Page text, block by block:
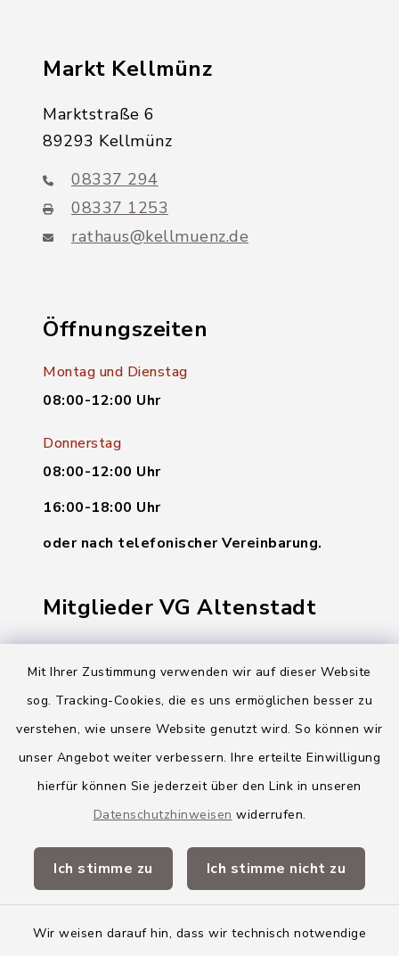
Mit Ihrer Zustimmung verwenden wir auf dieser Website
sog. Tracking-Cookies, die es uns ermöglichen besser zu
verstehen, wie unsere Website genutzt wird. So können wir
unser Angebot weiter verbessern. Ihre erteilte Einwilligung
hierfür können Sie jederzeit über den Link in unseren
Datenschutzhinweisen widerrufen.
Ich stimme zu Ich stimme nicht zu
Wir weisen darauf hin, dass wir technisch notwendige
Markt Kellmünz
Marktstraße 6
89293 Kellmünz
08337 294
08337 1253
rathaus@kellmuenz.de
Öffnungszeiten
Montag und Dienstag
08:00-12:00 Uhr
Donnerstag
08:00-12:00 Uhr
16:00-18:00 Uhr
oder nach telefonischer Vereinbarung.
Mitglieder VG Altenstadt
Markt Altenstadt
Gemeinde Osterberg
VG Altenstadt
Landkreis Neu-Ulm